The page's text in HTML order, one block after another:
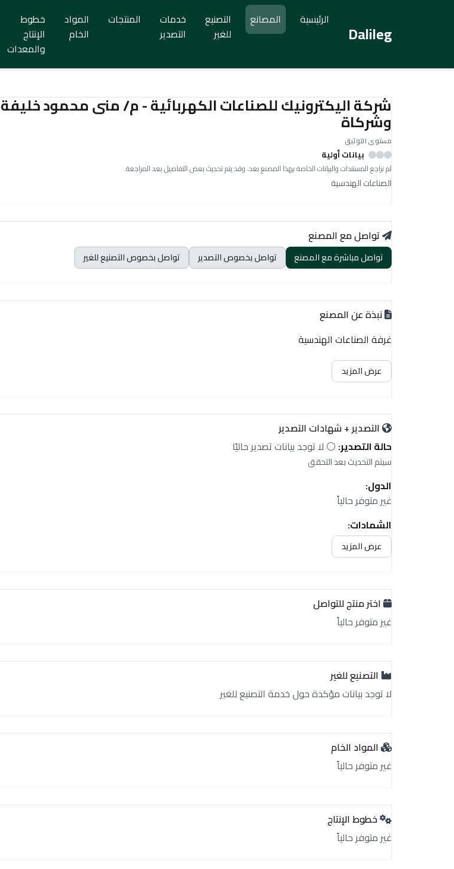
Dalileg
الرئيسية المصانع
التصنيع
للغير
خدمات
التصدير
المنتجات
المواد
الخام
خطوط
الإنتاج
والمعدات
شركة اليكترونيك للصناعات الكهربائية - م/ منى محمود خليفة
وشركاة
مستوى التوثيق
بيانات أولية
لم نراجع المستندات والبيانات الخاصة بهذا المصنع بعد، وقد يتم تحديث بعض التفاصيل بعد المراجعة.
الصناعات الهندسية
تواصل مع المصنع
تواصل مباشرة مع المصنع تواصل بخصوص التصدير تواصل بخصوص التصنيع للغير
نبذة عن المصنع
غرفة الصناعات الهندسية
عرض المزيد
التصدير + شهادات التصدير
حالة التصدير: ⚪ لا توجد بيانات تصدير حاليًا
سيتم التحديث بعد التحقق
الدول:
غير متوفر حالياً
الشهادات:
غير متوفر حالياً
عرض المزيد
اختر منتج للتواصل
غير متوفر حالياً
التصنيع للغير
لا توجد بيانات مؤكدة حول خدمة التصنيع للغير
المواد الخام
غير متوفر حالياً
خطوط الإنتاج
غير متوفر حالياً